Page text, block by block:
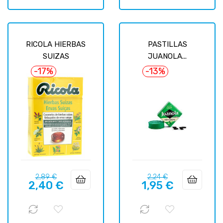
RICOLA HIERBAS
SUIZAS
-17%
Precio
regular
2,89 €Precio
2,40 €
PASTILLAS
JUANOLA...
-13%
Precio
regular
2,24 €Precio
1,95 €